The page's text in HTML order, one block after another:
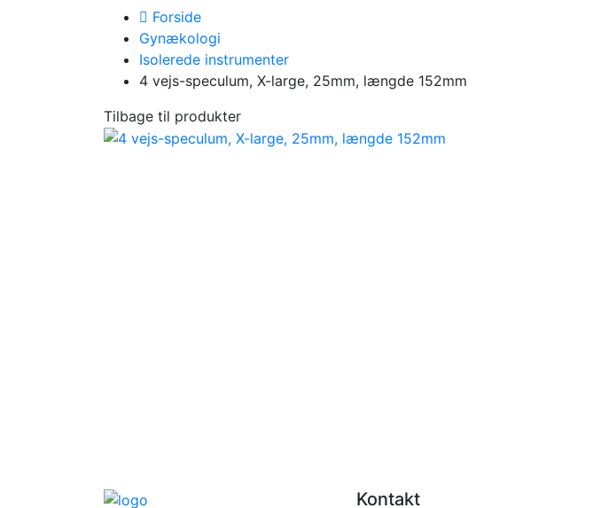
Forside
Gynækologi
Isolerede instrumenter
4 vejs-speculum, X-large, 25mm, længde 152mm
Tilbage til produkter
Kontakt